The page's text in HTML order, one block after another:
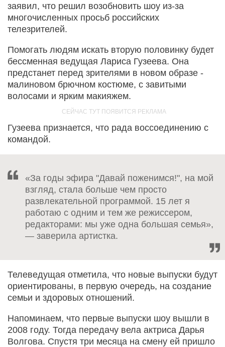
заявил, что решил возобновить шоу из-за
многочисленных просьб российских
телезрителей.
Помогать людям искать вторую половинку будет
бессменная ведущая Лариса Гузеева. Она
предстанет перед зрителями в новом образе -
малиновом брючном костюме, с завитыми
волосами и ярким макияжем.
Гузеева признается, что рада воссоединению с
командой.
«За годы эфира "Давай поженимся!", на мой
взгляд, стала больше чем просто
развлекательной программой. 15 лет я
работаю с одним и тем же режиссером,
редакторами: мы уже одна большая семья»,
— заверила артистка.
Телеведущая отметила, что новые выпуски будут
ориентированы, в первую очередь, на создание
семьи и здоровых отношений.
Напоминаем, что первые выпуски шоу вышли в
2008 году. Тогда передачу вела актриса Дарья
Волгова. Спустя три месяца на смену ей пришло